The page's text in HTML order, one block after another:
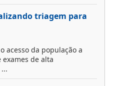
triagem para
acesso da população a
de alta